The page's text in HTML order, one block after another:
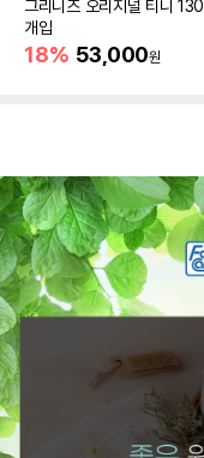
그리니즈 오리지널 티니 130
개입
18% 53,000원